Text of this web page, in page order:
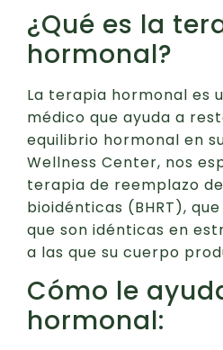
¿Qué es la
hormonal?
La terapia hormonal es
médico que ayuda a
equilibrio hormonal en
Wellness Center, nos
terapia de reemplazo
bioidénticas (BHRT),
que son idénticas en
a las que su cuerpo
Cómo le
hormonal: